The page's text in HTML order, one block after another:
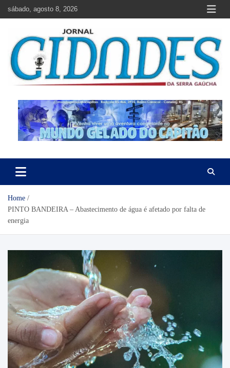
sábado, agosto 8, 2026
Jornal Cidades da Serra Gaúcha
Home
PINTO BANDEIRA – Abastecimento de água é afetado por falta de
energia